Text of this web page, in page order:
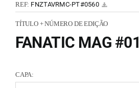
REF: FNZTAVRMC-PT#0560
TÍTULO + NÚMERO DE EDIÇÃO
FANATIC MAG #01
CAPA: